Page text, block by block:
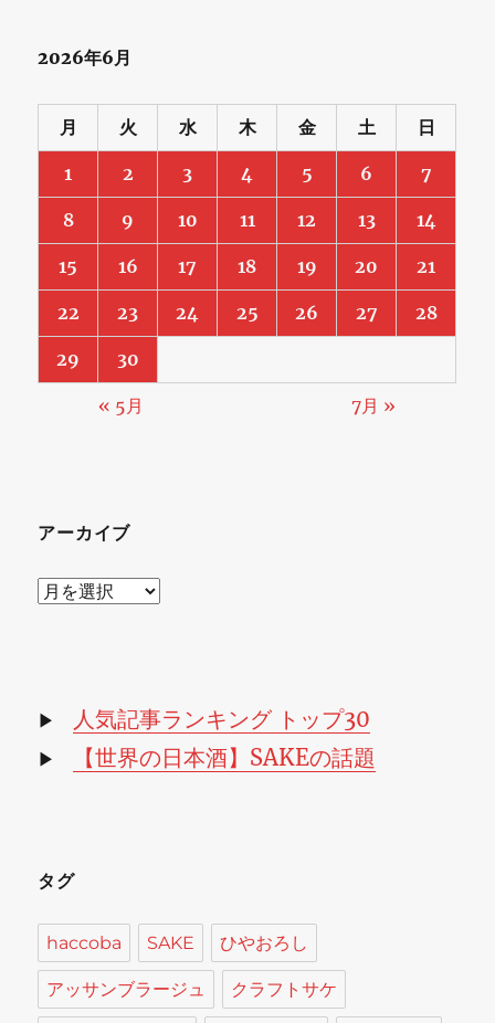
2026年6月
月 火 水 木 金 土 日
1 2 3 4 5 6 7
8 9 10 11 12 13 14
15 16 17 18 19 20 21
22 23 24 25 26 27 28
29 30
« 5月 7月 »
アーカイブ
ア
ブ
▶ 人気記事ランキング トップ30
▶ 【世界の日本酒】SAKEの話題
タグ
haccoba SAKE ひやおろし
アッサンブラージュ クラフトサケ